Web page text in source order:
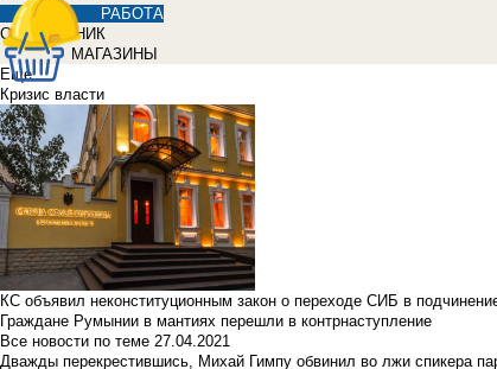
РАБОТА
СПРАВОЧНИК
МАГАЗИНЫ
Еще
Кризис власти
КС объявил неконституционным закон о переходе СИБ в
Граждане Румынии в мантиях перешли в контрнаступление
Все новости по теме 27.04.2021
Дважды перекрестившись, Михай Гимпу обвинил во лжи спикера